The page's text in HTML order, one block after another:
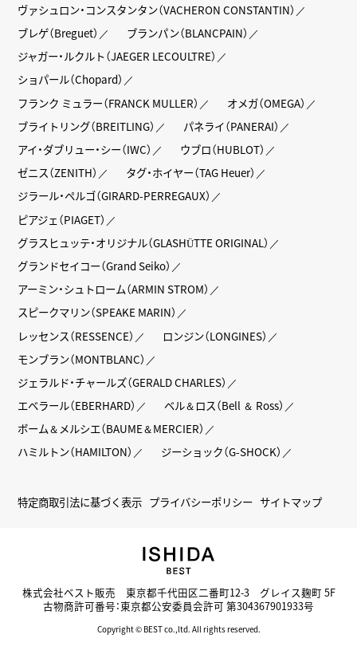
ヴァシュロン・コンスタンタン（VACHERON CONSTANTIN）
ブレゲ（Breguet）
ブランパン（BLANCPAIN）
ジャガー・ルクルト（JAEGER LECOULTRE）
ショパール（Chopard）
フランク ミュラー（FRANCK MULLER）
オメガ（OMEGA）
ブライトリング（BREITLING）
パネライ（PANERAI）
アイ・ダブリュー・シー（IWC）
ウブロ（HUBLOT）
ゼニス（ZENITH）
タグ・ホイヤー（TAG Heuer）
ジラール・ペルゴ（GIRARD-PERREGAUX）
ピアジェ（PIAGET）
グラスヒュッテ・オリジナル（GLASHÜTTE ORIGINAL）
グランドセイコー（Grand Seiko）
アーミン・シュトローム（ARMIN STROM）
スピークマリン（SPEAKE MARIN）
レッセンス（RESSENCE）
ロンジン（LONGINES）
モンブラン（MONTBLANC）
ジェラルド・チャールズ（GERALD CHARLES）
エベラール（EBERHARD）
ベル＆ロス（Bell ＆ Ross）
ボーム＆メルシエ（BAUME＆MERCIER）
ハミルトン（HAMILTON）
ジーショック（G-SHOCK）
特定商取引法に基づく表示 プライバシーポリシー サイトマップ
株式会社ベスト販売 東京都千代田区二番町12-3 グレイス麹町 5F
古物商許可番号：東京都公安委員会許可 第304367901933号
Copyright © BEST co.,ltd. All rights reserved.